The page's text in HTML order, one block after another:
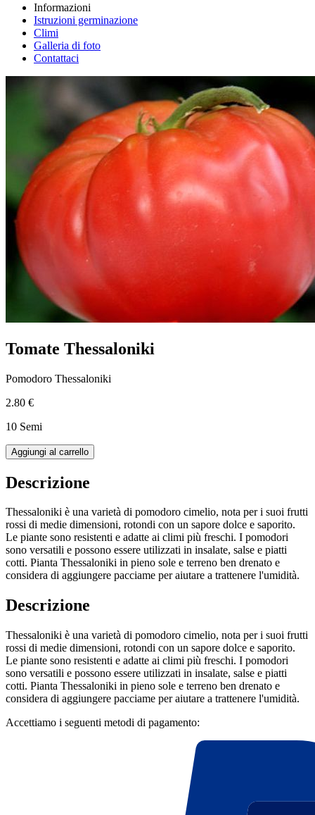
Informazioni
Istruzioni germinazione
Climi
Galleria di foto
Contattaci
Tomate Thessaloniki
Pomodoro Thessaloniki
2.80 €
10 Semi
Aggiungi al carrello
Descrizione
Thessaloniki è una varietà di pomodoro cimelio, nota per i suoi frutti
rossi di medie dimensioni, rotondi con un sapore dolce e saporito.
Le piante sono resistenti e adatte ai climi più freschi. I pomodori
sono versatili e possono essere utilizzati in insalate, salse e piatti
cotti. Pianta Thessaloniki in pieno sole e terreno ben drenato e
considera di aggiungere pacciame per aiutare a trattenere l'umidità.
Descrizione
Thessaloniki è una varietà di pomodoro cimelio, nota per i suoi frutti
rossi di medie dimensioni, rotondi con un sapore dolce e saporito.
Le piante sono resistenti e adatte ai climi più freschi. I pomodori
sono versatili e possono essere utilizzati in insalate, salse e piatti
cotti. Pianta Thessaloniki in pieno sole e terreno ben drenato e
considera di aggiungere pacciame per aiutare a trattenere l'umidità.
Accettiamo i seguenti metodi di pagamento: